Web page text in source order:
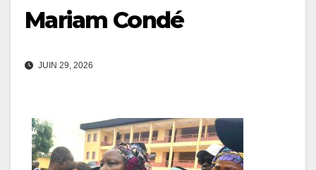
Mariam Condé
JUIN 29, 2026